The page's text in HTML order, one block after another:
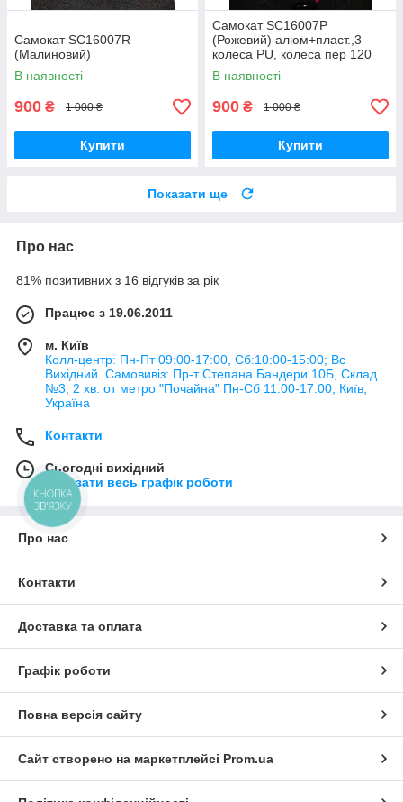
Самокат SC16007R
(Малиновий)
В наявності
900 ₴ 1 000 ₴
Купити
Самокат SC16007P
(Рожевий) алюм+пласт.,3
колеса PU, колеса пер 120
мм задн 76 мм
В наявності
900 ₴ 1 000 ₴
Купити
Показати ще
Про нас
81% позитивних з 16 відгуків за рік
Працює з 19.06.2011
м. Київ
Колл-центр: Пн-Пт 09:00-17:00, Сб:10:00-15:00; Вс
Вихідний. Самовивіз: Пр-т Степана Бандери 10Б, Склад
№3, 2 хв. от метро "Почайна" Пн-Cб 11:00-17:00, Київ,
Україна
Контакти
Сьогодні вихідний
Показати весь графік роботи
Про нас
Контакти
Доставка та оплата
Графік роботи
Повна версія сайту
Сайт створено на маркетплейсі Prom.ua
КНОПКА
ЗВ'ЯЗКУ